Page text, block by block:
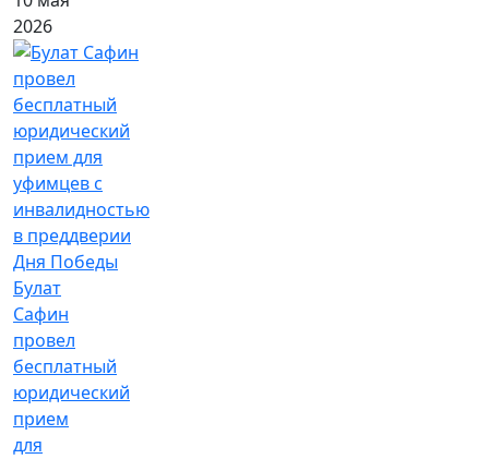
2026
Булат
Сафин
провел
бесплатный
юридический
прием
для